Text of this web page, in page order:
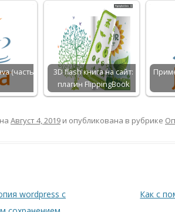
(часть
3D flash книга на сайт:
плагин FlippingBook
Август 4, 2019 и опубликована в рубрике
wordpress с
Как с